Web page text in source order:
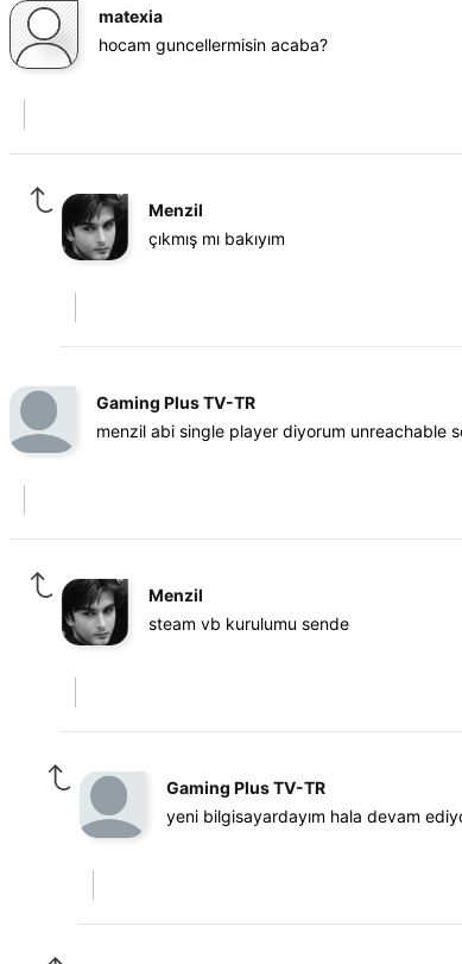
matexia
hocam guncellermisin acaba?
Menzil
çıkmış mı bakıyım
Gaming Plus TV-TR
menzil abi single player diyorum unreachable
Menzil
steam vb kurulumu sende
Gaming Plus TV-TR
yeni bilgisayardayım hala devam